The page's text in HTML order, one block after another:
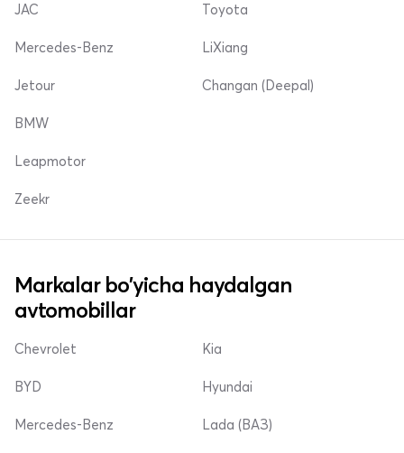
JAC
Mercedes-Benz
Jetour
Toyota
LiXiang
Changan (Deepal)
BMW
Leapmotor
Zeekr
Markalar bo'yicha haydalgan
avtomobillar
Chevrolet
BYD
Mercedes-Benz
Kia
Hyundai
Lada (ВАЗ)